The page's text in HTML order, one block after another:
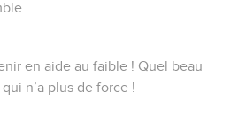
en aide au faible ! Quel beau
n’a plus de force !